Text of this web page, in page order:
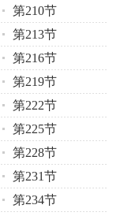
第210节
第213节
第216节
第219节
第222节
第225节
第228节
第231节
第234节